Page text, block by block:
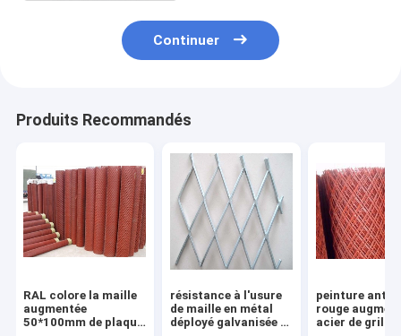
Continuer
Produits Recommandés
RAL colore la maille
augmentée
50*100mm de plaque
résistance à l'usure
de maille en métal
déployé galvanisée à
peinture
rouge
acier de